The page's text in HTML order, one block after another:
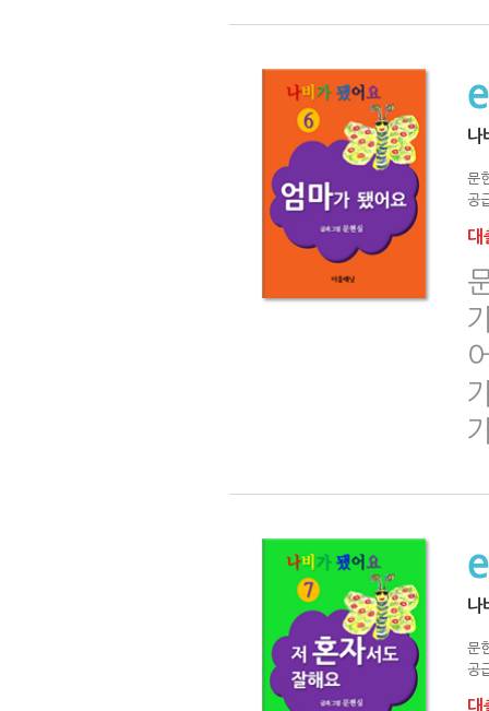
나
문
공
대
나
문
공
대